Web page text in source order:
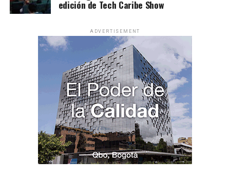
edición de Tech Caribe Show
ADVERTISEMENT